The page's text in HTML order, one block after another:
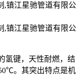
氢键，天性耐燃，结
。其突出特点是机